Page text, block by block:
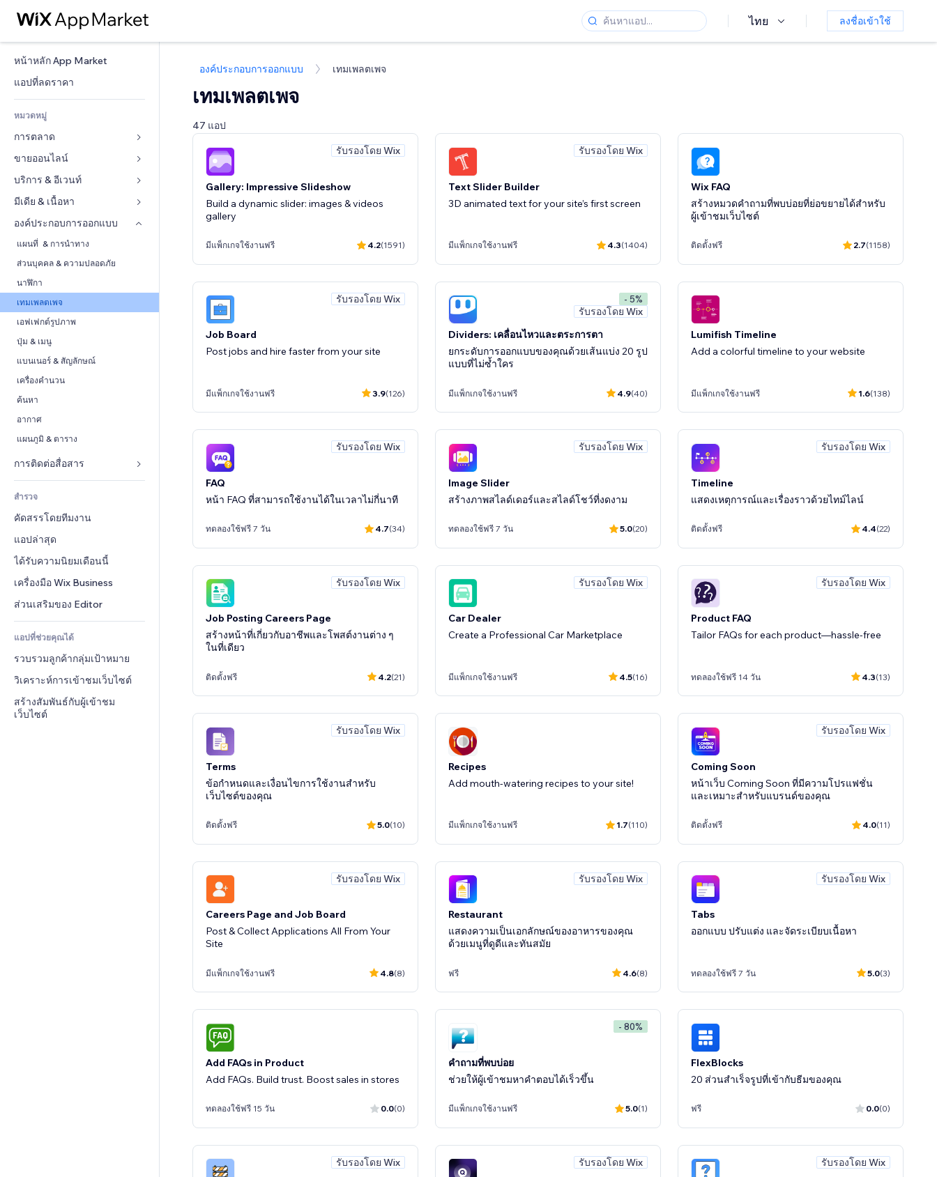
ไทย ลงชื่อเข้าใช้
หน้าหลัก App Market
แอปที่ลดราคา
หมวดหมู่
การตลาด
โฆษณา
โทรศัพท์มือถือ
บทวิเคราะห์
โซเชียล
อีเมล
Conversion
ขายออนไลน์
แอปสำหรับร้านค้า
การจัดส่ง & ส่งมอบสินค้า
ปุ่มการจำหน่าย
คอร์สออนไลน์
บัญชี
คูปอง & ความภักดีในแบรนด์
โซลูชันคลังสินค้า
ราคา & การสมัครใช้งาน
การระดมทุนสาธารณะ
(Crowdfunding)
อาหาร & เครื่องดื่ม
บริการ & อีเวนท์
โรงแรม
อีเวนท์
ร้านอาหาร
อสังหาริมทรัพย์
การจอง
มีเดีย & เนื้อหา
แกลเลอรี
เพลง
พอดแคสต์
การถ่ายภาพ
วิดีโอ
PDF
การแชร์ไฟล์
ข่าว
บริการเนื้อหา
เอฟเฟกต์ข้อความ
องค์ประกอบการออกแบบ
แผนที่  & การนำทาง
ส่วนบุคคล & ความปลอดภัย
นาฬิกา
เทมเพลตเพจ
เอฟเฟกต์รูปภาพ
ปุ่ม & เมนู
แบนเนอร์ & สัญลักษณ์
เครื่องคำนวน
ค้นหา
อากาศ
แผนภูมิ & ตาราง
แบบฟอร์ม
แบบสำรวจ
แชต
หมายเหตุ
โทรศัพท์
ชุมชน
รีวิว & การรับรอง
CRM
สำรวจ
คัดสรรโดยทีมงาน
แอปล่าสุด
ได้รับความนิยมเดือนนี้
เครื่องมือ Wix Business
ส่วนเสริมของ Editor
แอปที่ช่วยคุณได้
รวบรวมลูกค้ากลุ่มเป้าหมาย
วิเคราะห์การเข้าชมเว็บไซต์
สร้างสัมพันธ์กับผู้เข้าชม
เว็บไซต์
องค์ประกอบการออกแบบ เทมเพลตเพจ
เทมเพลตเพจ
47 แอป
รับรองโดย Wix
Gallery: Impressive Slideshow
Build a dynamic slider: images & videos
gallery
มีแพ็กเกจใช้งานฟรี 4.2(1591)
รับรองโดย Wix
Text Slider Builder
3D animated text for your site’s first screen
มีแพ็กเกจใช้งานฟรี 4.3(1404)
Wix FAQ
สร้างหมวดคำถามที่พบบ่อยที่ย่อขยายได้สำหรับ
ผู้เข้าชมเว็บไซต์
ติดตั้งฟรี 2.7(1158)
รับรองโดย Wix
Job Board
Post jobs and hire faster from your site
มีแพ็กเกจใช้งานฟรี 3.9(126)
- 5%
รับรองโดย Wix
Dividers: เคลื่อนไหวและตระการตา
ยกระดับการออกแบบของคุณด้วยเส้นแบ่ง 20 รูป
แบบที่ไม่ซ้ำใคร
มีแพ็กเกจใช้งานฟรี 4.9(40)
Lumifish Timeline
Add a colorful timeline to your website
มีแพ็กเกจใช้งานฟรี 1.6(138)
รับรองโดย Wix
FAQ
หน้า FAQ ที่สามารถใช้งานได้ในเวลาไม่กี่นาที
ทดลองใช้ฟรี 7 วัน 4.7(34)
รับรองโดย Wix
Image Slider
สร้างภาพสไลด์เดอร์และสไลด์โชว์ที่งดงาม
ทดลองใช้ฟรี 7 วัน 5.0(20)
รับรองโดย Wix
Timeline
แสดงเหตุการณ์และเรื่องราวด้วยไทม์ไลน์
ติดตั้งฟรี 4.4(22)
รับรองโดย Wix
Job Posting Careers Page
สร้างหน้าที่เกี่ยวกับอาชีพและโพสต์งานต่าง ๆ
ในที่เดียว
ติดตั้งฟรี 4.2(21)
รับรองโดย Wix
Car Dealer
Create a Professional Car Marketplace
มีแพ็กเกจใช้งานฟรี 4.5(16)
รับรองโดย Wix
Product FAQ
Tailor FAQs for each product—hassle-free
ทดลองใช้ฟรี 14 วัน 4.3(13)
รับรองโดย Wix
Terms
ข้อกำหนดและเงื่อนไขการใช้งานสำหรับ
เว็บไซต์ของคุณ
ติดตั้งฟรี 5.0(10)
Recipes
Add mouth-watering recipes to your site!
มีแพ็กเกจใช้งานฟรี 1.7(110)
รับรองโดย Wix
Coming Soon
หน้าเว็บ Coming Soon ที่มีความโปรแฟชั่น
และเหมาะสำหรับแบรนด์ของคุณ
ติดตั้งฟรี 4.0(11)
รับรองโดย Wix
Careers Page and Job Board
Post & Collect Applications All From Your
Site
มีแพ็กเกจใช้งานฟรี 4.8(8)
รับรองโดย Wix
Restaurant
แสดงความเป็นเอกลักษณ์ของอาหารของคุณ
ด้วยเมนูที่ดูดีและทันสมัย
ฟรี 4.6(8)
รับรองโดย Wix
Tabs
ออกแบบ ปรับแต่ง และจัดระเบียบเนื้อหา
ทดลองใช้ฟรี 7 วัน 5.0(3)
Add FAQs in Product
Add FAQs. Build trust. Boost sales in stores
ทดลองใช้ฟรี 15 วัน 0.0(0)
- 80%
คำถามที่พบบ่อย
ช่วยให้ผู้เข้าชมหาคำตอบได้เร็วขึ้น
มีแพ็กเกจใช้งานฟรี 5.0(1)
FlexBlocks
20 ส่วนสำเร็จรูปที่เข้ากับธีมของคุณ
ฟรี 0.0(0)
รับรองโดย Wix รับรองโดย Wix รับรองโดย Wix